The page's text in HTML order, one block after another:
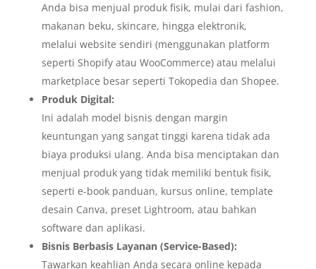
Anda bisa menjual produk fisik, mulai dari fashion,
makanan beku, skincare, hingga elektronik,
melalui website sendiri (menggunakan platform
seperti Shopify atau WooCommerce) atau melalui
marketplace besar seperti Tokopedia dan Shopee.
Produk Digital:
Ini adalah model bisnis dengan margin
keuntungan yang sangat tinggi karena tidak ada
biaya produksi ulang. Anda bisa menciptakan dan
menjual produk yang tidak memiliki bentuk fisik,
seperti e-book panduan, kursus online, template
desain Canva, preset Lightroom, atau bahkan
software dan aplikasi.
Bisnis Berbasis Layanan (Service-Based):
Tawarkan keahlian Anda secara online kepada